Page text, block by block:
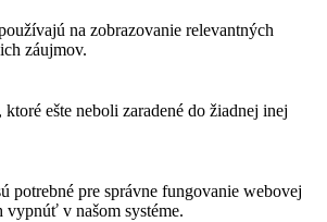
na zobrazovanie relevantných
záujmov.
ktoré ešte neboli zaradené do žiadnej inej
potrebné pre správne fungovanie webovej
vypnúť v našom systéme.